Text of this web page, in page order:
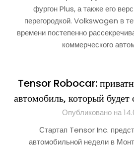
фургон Plus, а также его
перегородкой. Volkswagen в
времени постепенно
коммерческого
Tensor Robocar:
автомобиль, который
Опубликовано на
Стартап Tensor Inc.
автомобильной недели в